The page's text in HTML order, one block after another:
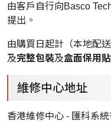
由客戶自行向Basco
提出。
由購買日起計（本地配
及完整包裝及盒面保用
維修中心地址
香港維修中心 - 匯科系